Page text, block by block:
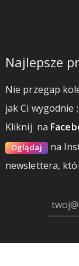
Najlepsze
Nie przegap
jak Ci wygodnie
Kliknij na
Oglądaj na
newslettera,